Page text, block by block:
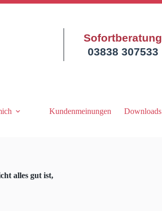
Sofortberatung
03838 307533
Kundenmeinungen Downloads
alles gut ist,